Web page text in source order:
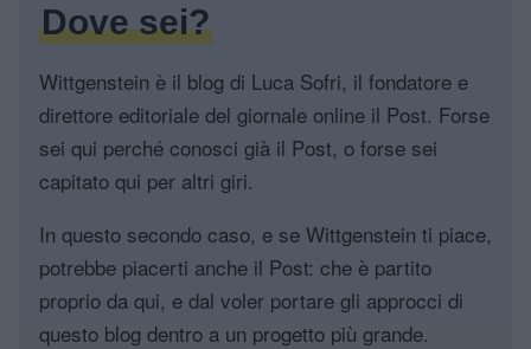
Dove sei?
Wittgenstein è il blog di Luca Sofri, il fondatore e
direttore editoriale del giornale online il Post. Forse
sei qui perché conosci già il Post, o forse sei
capitato qui per altri giri.
In questo secondo caso, e se Wittgenstein ti piace,
potrebbe piacerti anche il Post: che è partito
proprio da qui, e dal voler portare gli approcci di
questo blog dentro a un progetto più grande.